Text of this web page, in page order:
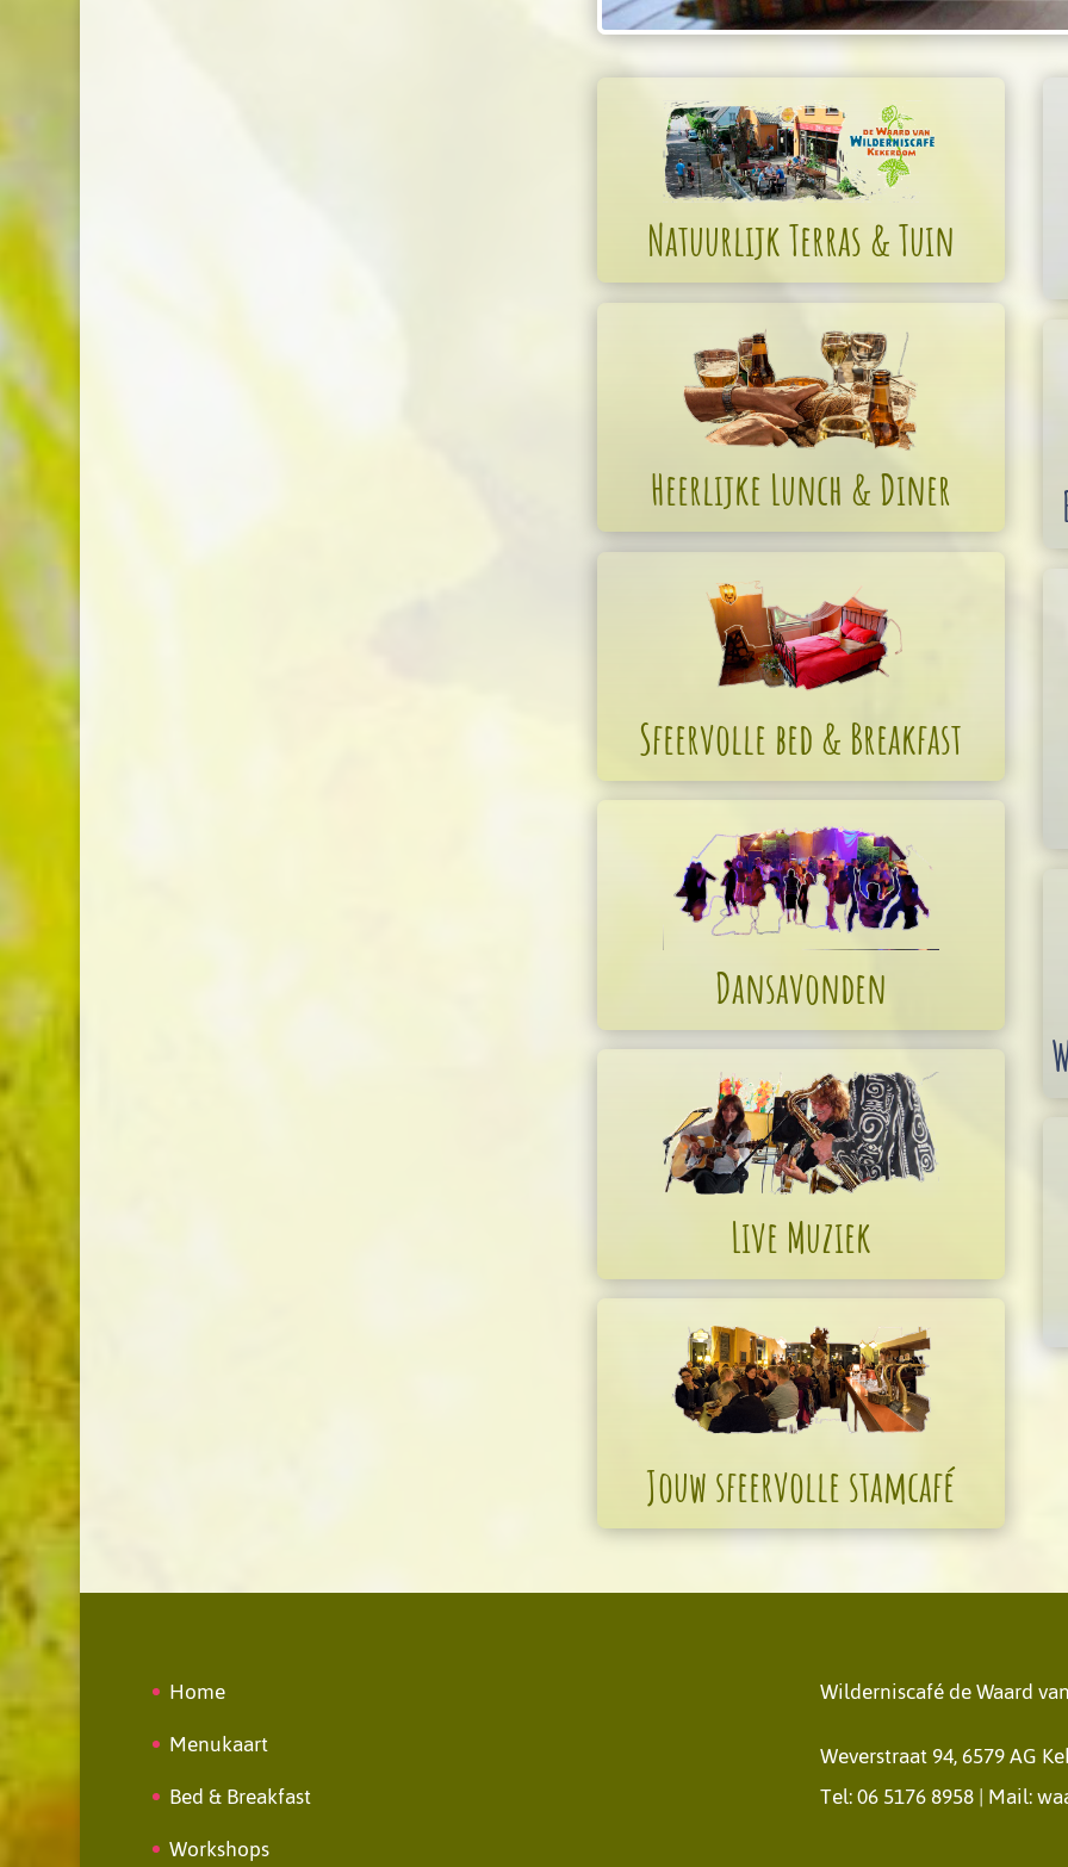
Natuurlijk Terras & Tuin
Heerlijke Lunch & Diner
Sfeervolle bed & Breakfast
Dansavonden
Live Muziek
Jouw sfeervolle stamcafé
Home
Menukaart
Bed & Breakfast
Workshops
Wilderniscafé de Waard
Weverstraat 94, 6579 AG
Tel:06 5176 8958| Mail: